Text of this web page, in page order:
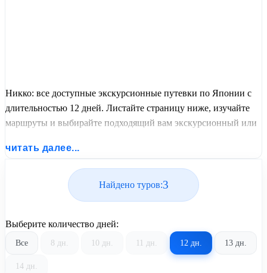
Никко: все доступные экскурсионные путевки по Японии с
длительностью 12 дней. Листайте страницу ниже, изучайте
маршруты и выбирайте подходящий вам экскурсионный или
читать далее...
Найдено туров:3
Выберите количество дней:
Все 8 дн. 10 дн. 11 дн. 12 дн. 13 дн.
14 дн.